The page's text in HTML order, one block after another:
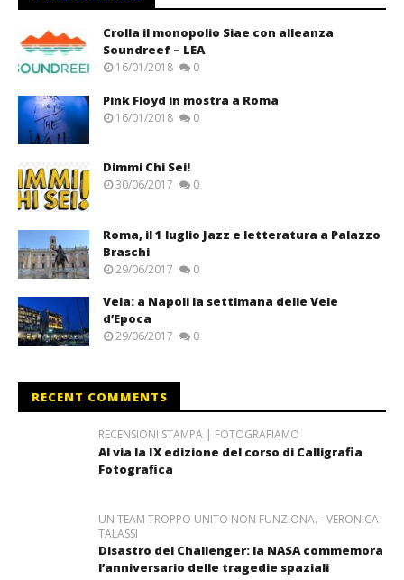
Crolla il monopolio Siae con alleanza
Soundreef – LEA
16/01/2018 0
Pink Floyd in mostra a Roma
16/01/2018 0
Dimmi Chi Sei!
30/06/2017 0
Roma, il 1 luglio Jazz e letteratura a Palazzo
Braschi
29/06/2017 0
Vela: a Napoli la settimana delle Vele
d’Epoca
29/06/2017 0
RECENT COMMENTS
RECENSIONI STAMPA | FOTOGRAFIAMO
Al via la IX edizione del corso di Calligrafia
Fotografica
UN TEAM TROPPO UNITO NON FUNZIONA. - VERONICA
TALASSI
Disastro del Challenger: la NASA commemora
l’anniversario delle tragedie spaziali